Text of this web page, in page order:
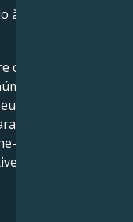
à linha de
confiar nos seus
de anjo
anjos da
si. Eles, tal
ão ainda mais
esta